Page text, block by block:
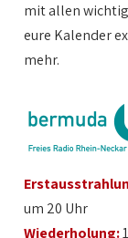
mit allen
eure Kalender
mehr.
um 20 Uhr
Wiederholung:
1:00
2:00